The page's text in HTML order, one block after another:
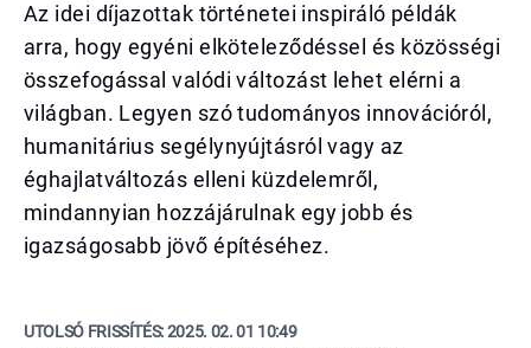
Az idei díjazottak történetei inspiráló példák
arra, hogy egyéni elköteleződéssel és közösségi
összefogással valódi változást lehet elérni a
világban. Legyen szó tudományos innovációról,
humanitárius segélynyújtásról vagy az
éghajlatváltozás elleni küzdelemről,
mindannyian hozzájárulnak egy jobb és
igazságosabb jövő építéséhez.
UTOLSÓ FRISSÍTÉS:2025. 02. 01 10:49